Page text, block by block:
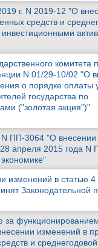
г. N 2019-12 "О
средств и
комитета
N 01/29-10/02 "О
о порядке оплаты
государства по
("золотая акция")"
N ПП-3064 "О внесении
28 апреля 2015 года N
изменений в статью 4
Законодательной
за
изменений в
и среднегодовой